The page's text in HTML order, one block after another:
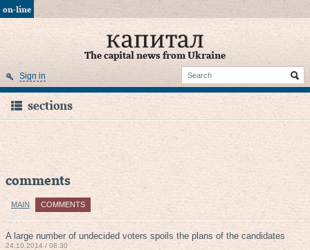
on-line
The capital news from Ukraine
Sign in
sections
comments
MAIN COMMENTS
A large number of undecided voters spoils the plans of the candidates
24.10.2014 / 08:30